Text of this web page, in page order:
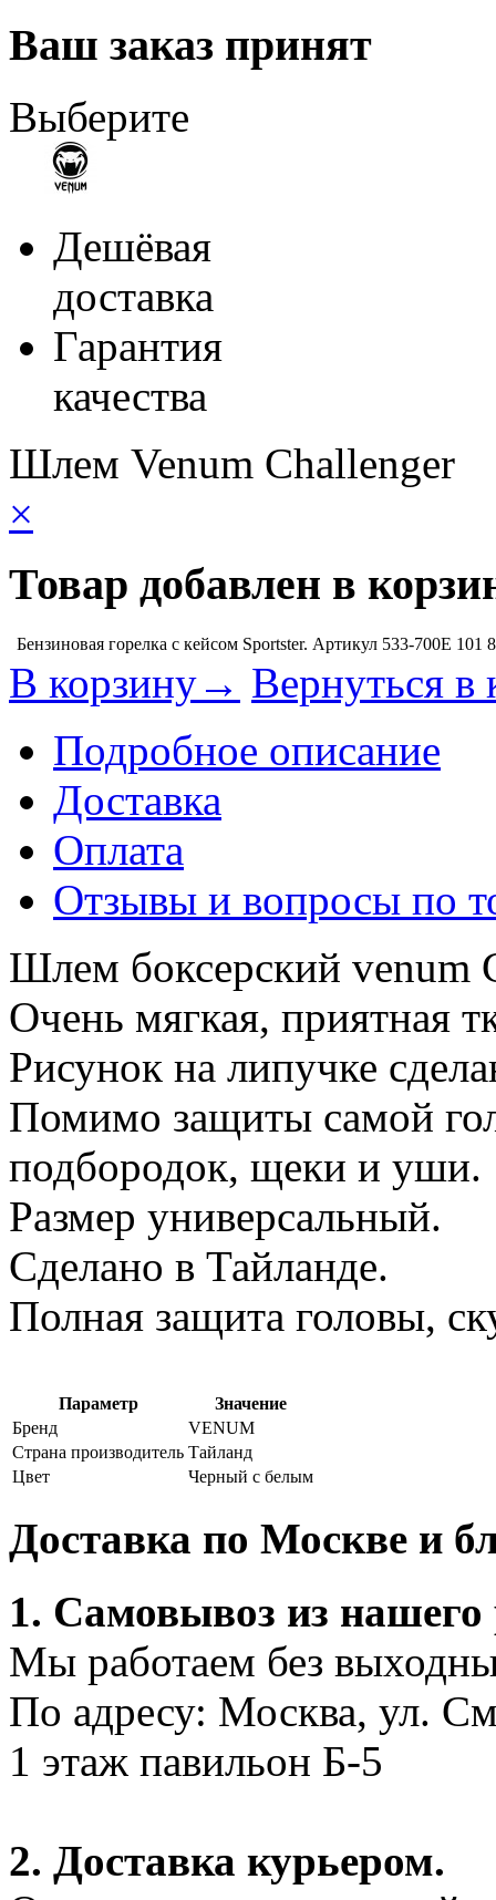
Ваш заказ принят
Выберите
Дешёвая
доставка
Гарантия
качества
Шлем Venum Challenger
×
Товар добавлен в
Бензиновая горелка с кейсом Sportster. Артикул 533-700E 101
В корзину→ Вернуться в
Подробное описание
Доставка
Оплата
Отзывы и вопросы по
Шлем боксерский venum
Очень мягкая, приятная
Рисунок на липучке
Помимо защиты самой
подбородок, щеки и уши.
Размер универсальный.
Сделано в Тайланде.
Полная защита головы,
Параметр
Значение
Бренд
VENUM
Страна производитель Тайланд
Цвет
Черный с белым
Доставка по Москве и
1. Самовывоз из нашего
Мы работаем без
По адресу: Москва, ул.
1 этаж павильон Б-5
2. Доставка курьером.